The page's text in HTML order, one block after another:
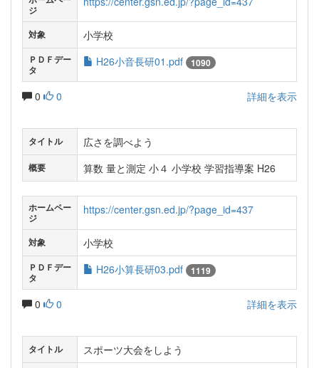
ジ
対象 小学校
ＰＤＦデー
タ
H26小音長研01.pdf 1090
0 0 詳細を表示
タイトル 広さを調べよう
概要 算数 量と測定 小４ 小学校 学習指導案 H26
ホームペー
ジ
https://center.gsn.ed.jp/?page_id=437
対象 小学校
ＰＤＦデー
タ
H26小算長研03.pdf 1119
0 0 詳細を表示
タイトル スポーツ大会をしよう